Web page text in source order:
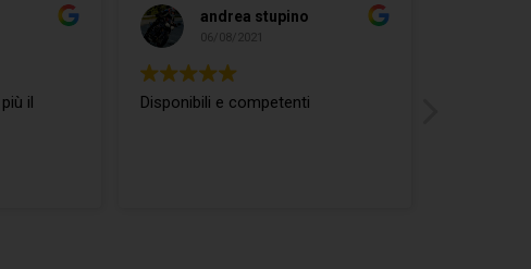
il
andrea stupino
06/08/2021
Disponibili e competenti